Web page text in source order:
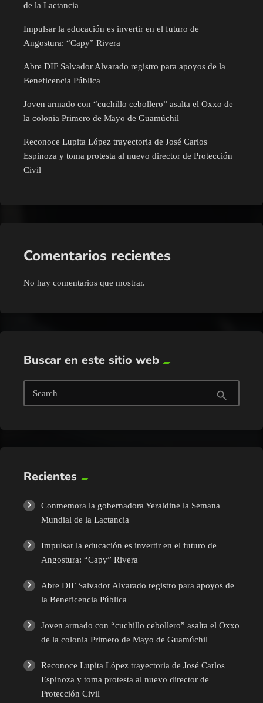
de la Lactancia
Impulsar la educación es invertir en el futuro de
Angostura: “Capy” Rivera
Abre DIF Salvador Alvarado registro para apoyos de la
Beneficencia Pública
Joven armado con “cuchillo cebollero” asalta el Oxxo de
la colonia Primero de Mayo de Guamúchil
Reconoce Lupita López trayectoria de José Carlos
Espinoza y toma protesta al nuevo director de Protección
Civil
Comentarios recientes
No hay comentarios que mostrar.
Buscar en este sitio web
Search search
Recientes
Conmemora la gobernadora Yeraldine la Semana
Mundial de la Lactancia
Impulsar la educación es invertir en el futuro de
Angostura: “Capy” Rivera
Abre DIF Salvador Alvarado registro para apoyos de
la Beneficencia Pública
Joven armado con “cuchillo cebollero” asalta el Oxxo
de la colonia Primero de Mayo de Guamúchil
Reconoce Lupita López trayectoria de José Carlos
Espinoza y toma protesta al nuevo director de
Protección Civil